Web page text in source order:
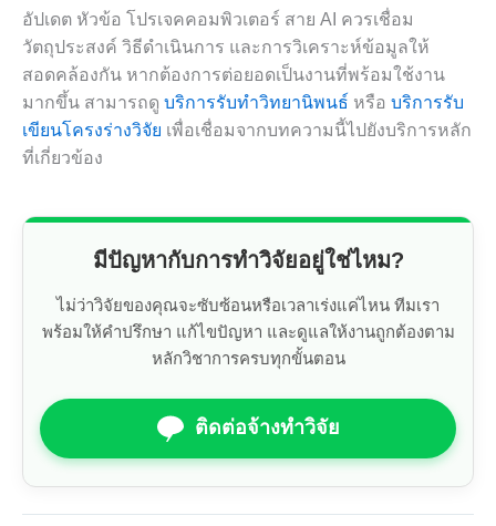
อัปเดต หัวข้อ โปรเจคคอมพิวเตอร์ สาย AI ควรเชื่อม
วัตถุประสงค์ วิธีดำเนินการ และการวิเคราะห์ข้อมูลให้
สอดคล้องกัน หากต้องการต่อยอดเป็นงานที่พร้อมใช้งาน
มากขึ้น สามารถดู บริการรับทำวิทยานิพนธ์ หรือ บริการรับ
เขียนโครงร่างวิจัย เพื่อเชื่อมจากบทความนี้ไปยังบริการหลัก
ที่เกี่ยวข้อง
มีปัญหากับการทำวิจัยอยู่ใช่ไหม?
ไม่ว่าวิจัยของคุณจะซับซ้อนหรือเวลาเร่งแค่ไหน ทีมเรา
พร้อมให้คำปรึกษา แก้ไขปัญหา และดูแลให้งานถูกต้องตาม
หลักวิชาการครบทุกขั้นตอน
ติดต่อจ้างทำวิจัย